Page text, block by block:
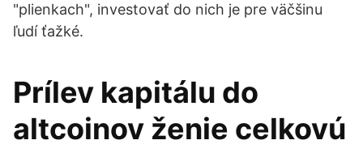
"plienkach", investovať do nich je pre väčšinu
ľudí ťažké.
Prílev kapitálu do
altcoinov ženie celkovú